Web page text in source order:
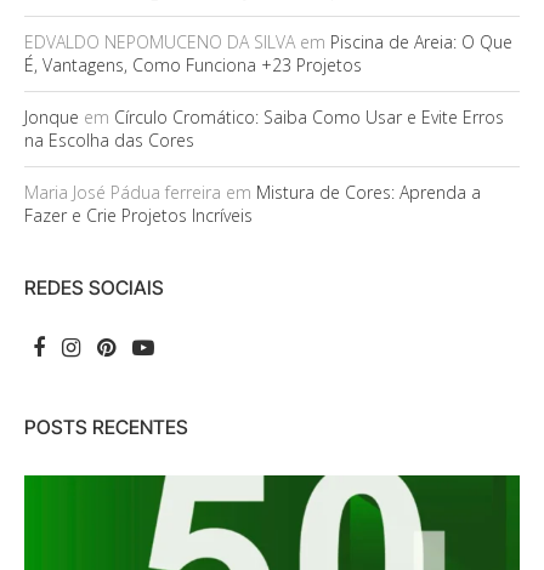
EDVALDO NEPOMUCENO DA SILVAem Piscina de Areia: O Que
É, Vantagens, Como Funciona +23 Projetos
Jonque em Círculo Cromático: Saiba Como Usar e Evite Erros
na Escolha das Cores
Maria José Pádua ferreira em Mistura de Cores: Aprenda a
Fazer e Crie Projetos Incríveis
REDES SOCIAIS
POSTS RECENTES